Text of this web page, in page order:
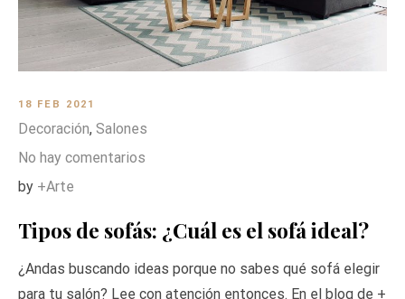
18 FEB 2021
Decoración, Salones
No hay comentarios
by +Arte
Tipos de sofás: ¿Cuál es el sofá ideal?
¿Andas buscando ideas porque no sabes qué sofá elegir
para tu salón? Lee con atención entonces. En el blog de +